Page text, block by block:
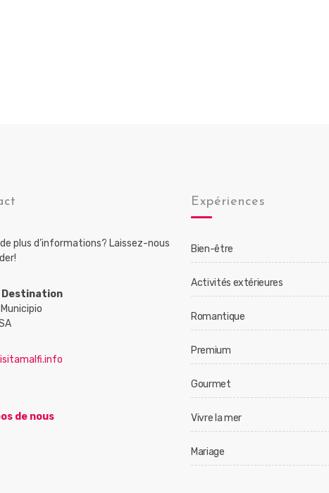
plus d’informations? Laissez-nous
Destination
de nous
Expériences
Bien-être
Activités extérieures
Romantique
Premium
Gourmet
Vivre la mer
Mariage